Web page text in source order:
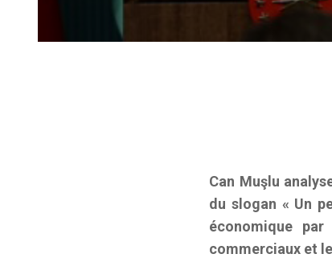
Can Muşlu
du slogan « Un
économique
commerciaux et